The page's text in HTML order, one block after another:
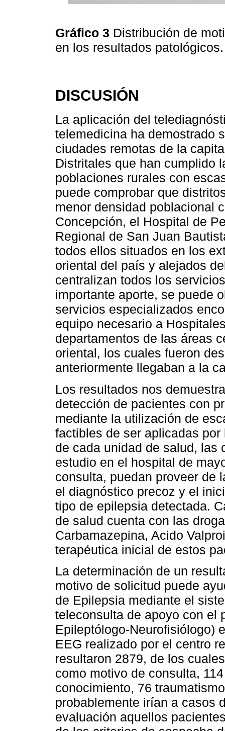
Gráfico 3 Distribución de
en los resultados
DISCUSIÓN
La aplicación del
telemedicina ha demostrado
ciudades remotas de la
Distritales que han cumplido
poblaciones rurales con
puede comprobar que
menor densidad poblacional
Concepción, el Hospital de
Regional de San Juan
todos ellos situados en los
oriental del país y alejados
centralizan todos los
importante aporte, se puede
servicios especializados
equipo necesario a
departamentos de las áreas
oriental, los cuales fueron
anteriormente llegaban a la
Los resultados nos
detección de pacientes con
mediante la utilización de
factibles de ser aplicadas
de cada unidad de salud, las
estudio en el hospital de
consulta, puedan proveer de
el diagnóstico precoz y el
tipo de epilepsia detectada.
de salud cuenta con las
Carbamazepina, Acido
terapéutica inicial de estos
La determinación de un
motivo de solicitud puede
de Epilepsia mediante el
teleconsulta de apoyo con el
Epileptólogo-Neurofisiólogo)
EEG realizado por el centro
resultaron 2879, de los
como motivo de consulta,
conocimiento, 76
probablemente irían a casos
evaluación aquellos